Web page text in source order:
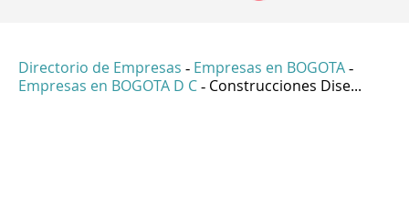
Directorio de Empresas - Empresas en BOGOTA -
Empresas en BOGOTA D C - Construcciones Dise...